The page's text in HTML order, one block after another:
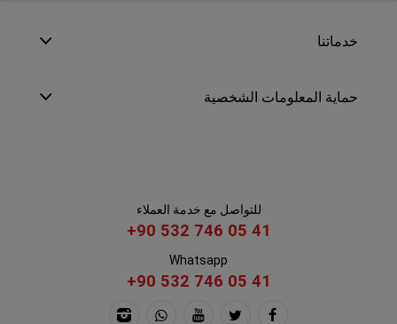
خدماتنا
حماية المعلومات الشخصية
للتواصل مع خدمة العملاء
+90 532 746 05 41
Whatsapp
+90 532 746 05 41